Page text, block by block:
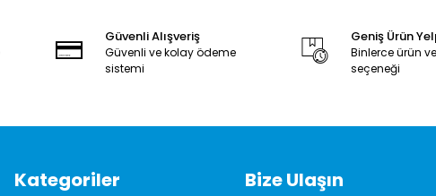
Güvenli Alışveriş
Güvenli ve kolay ödeme
sistemi
Geniş Ürün
Binlerce ürün
seçeneği
Kategoriler Bize Ulaşın